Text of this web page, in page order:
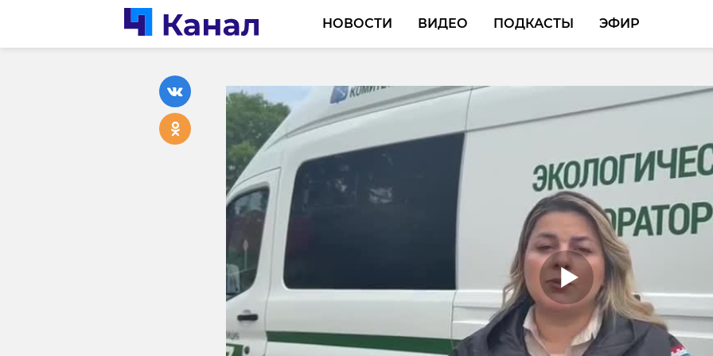
НОВОСТИ ВИДЕО ПОДКАСТЫ ЭФИР
Погода в Ленобласти 8 июня:
долгожданное лето
собственной персоной
07 июня, 15:59